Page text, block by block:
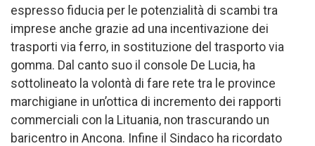
espresso fiducia per le potenzialità di scambi tra
imprese anche grazie ad una incentivazione dei
trasporti via ferro, in sostituzione del trasporto via
gomma. Dal canto suo il console De Lucia, ha
sottolineato la volontà di fare rete tra le province
marchigiane in un’ottica di incremento dei rapporti
commerciali con la Lituania, non trascurando un
baricentro in Ancona. Infine il Sindaco ha ricordato